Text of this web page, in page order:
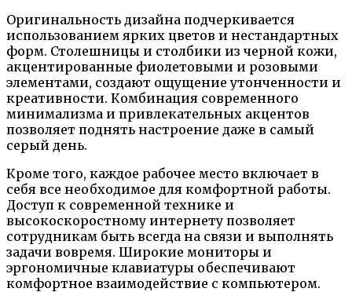
Оригинальность дизайна подчеркивается
использованием ярких цветов и нестандартных
форм. Столешницы и столбики из черной кожи,
акцентированные фиолетовыми и розовыми
элементами, создают ощущение утонченности и
креативности. Комбинация современного
минимализма и привлекательных акцентов
позволяет поднять настроение даже в самый
серый день.
Кроме того, каждое рабочее место включает в
себя все необходимое для комфортной работы.
Доступ к современной технике и
высокоскоростному интернету позволяет
сотрудникам быть всегда на связи и выполнять
задачи вовремя. Широкие мониторы и
эргономичные клавиатуры обеспечивают
комфортное взаимодействие с компьютером.